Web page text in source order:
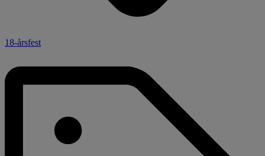
18-årsfest